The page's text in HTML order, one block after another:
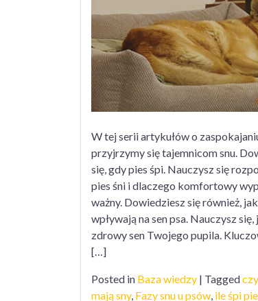
W tej serii artykułów o
przyjrzymy się tajemnicom snu.
się, gdy pies śpi. Nauczysz się
pies śni i dlaczego komfortowy
ważny. Dowiedziesz się również,
wpływają na sen psa. Nauczysz
zdrowy sen Twojego pupila.
[…]
Posted in Baza wiedzy | Tagged
mają sny, Fazy snu u psów, ile śpi